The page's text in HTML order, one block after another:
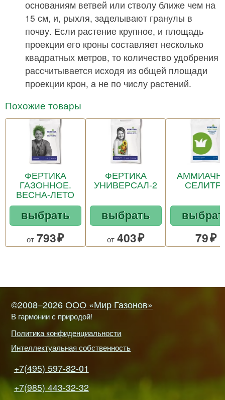
основаниям ветвей или стволу ближе чем на
15 см, и, рыхля, заделывают гранулы в
почву. Если растение крупное, и площадь
проекции его кроны составляет несколько
квадратных метров, то количество удобрения
рассчитывается исходя из общей площади
проекции крон, а не по числу растений.
Похожие товары
ФЕРТИКА
ГАЗОННОЕ.
ВЕСНА-ЛЕТО
выбрать
от 793
ФЕРТИКА
УНИВЕРСАЛ-2
выбрать
от 403 79
©2008–2026 ООО «Мир Газонов»
В гармонии с природой!
Политика конфиденциальности
Интеллектуальная собственность
+7(495) 597-82-01
+7(985) 443-32-32